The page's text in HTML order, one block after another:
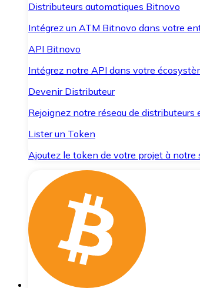
Distributeurs automatiques Bitnovo
Intégrez un ATM Bitnovo dans votre
API Bitnovo
Intégrez notre API dans votre
Devenir Distributeur
Rejoignez notre réseau de
Lister un Token
Ajoutez le token de votre projet à